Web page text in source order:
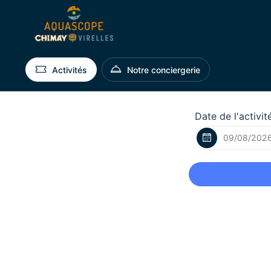
Activités Notre conciergerie
Date de